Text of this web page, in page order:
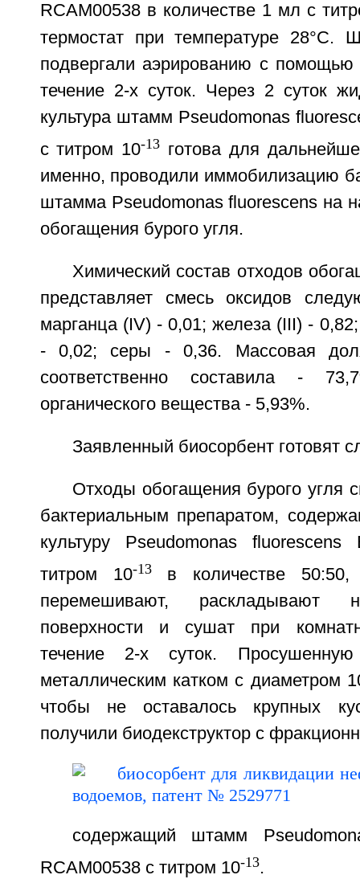
RCAM00538 в количестве 1 мл с
термостат при температуре 28°C.
подвергали аэрированию с помощью
течение 2-х суток. Через 2 суток
культура штамм Pseudomonas
с титром 10-13 готова для
именно, проводили иммобилизацию
штамма Pseudomonas fluorescens на
обогащения бурого угля.
Химический состав отходов
представляет смесь оксидов
марганца (IV) - 0,01; железа (III) -
- 0,02; серы - 0,36. Массовая
соответственно составила -
органического вещества - 5,93%.
Заявленный биосорбент готовят
Отходы обогащения бурого угля
бактериальным препаратом,
культуру Pseudomonas
титром 10-13в количестве 50:50,
перемешивают, раскладывают
поверхности и сушат при
течение 2-х суток.
металлическим катком с диаметром
чтобы не оставалось крупных
получили биодекструктор с
содержащий штамм
RCAM00538 с титром 10-13.